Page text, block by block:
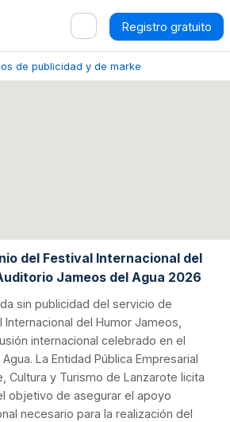
Registro gratuito
de publicidad y de marketing
del Festival Internacional del
Jameos del Agua 2026
sin publicidad del servicio de
Internacional del Humor Jameos,
internacional celebrado en el
La Entidad Pública Empresarial
Cultura y Turismo de Lanzarote licita
objetivo de asegurar el apoyo
necesario para la realización del